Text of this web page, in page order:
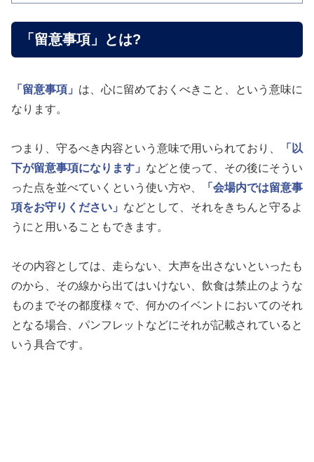
「留意事項」とは?
「留意事項」 は、心に留めておくべきこと、という意味に
なります。
つまり、守るべき内容という意味で用いられており、
「以
下が留意事項になります」 などと使って、その後にそうい
った点を並べていくという使い方や、
「会場内では留意事
項をお守りください」 などとして、それをきちんと守るよ
うにと用いることもできます。
その内容としては、走らない、大声を出さないといったも
のから、その線から出てはいけない、飲食は禁止のような
ものまでその都度様々で、何かのイベントにおいてのそれ
となる場合、パンフレットなどにそれが記載されていると
いう具合です。